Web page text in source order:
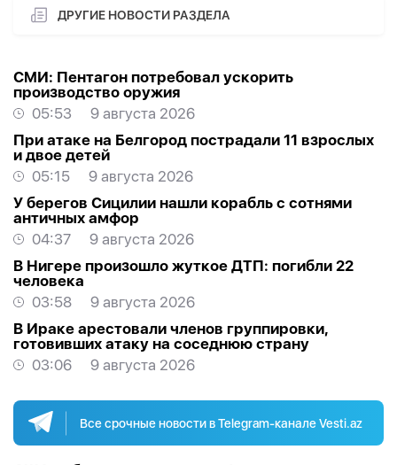
ДРУГИЕ НОВОСТИ РАЗДЕЛА
СМИ: Пентагон потребовал ускорить
производство оружия
05:53
9 августа 2026
При атаке на Белгород пострадали 11 взрослых
и двое детей
05:15
9 августа 2026
У берегов Сицилии нашли корабль с сотнями
античных амфор
04:37
9 августа 2026
В Нигере произошло жуткое ДТП: погибли 22
человека
03:58
9 августа 2026
В Ираке арестовали членов группировки,
готовивших атаку на соседнюю страну
03:06
9 августа 2026
Все срочные новости в Telegram-канале Vesti.az